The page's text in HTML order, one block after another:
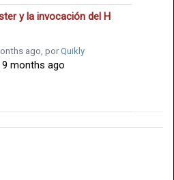
y la invocación del H
ago, porQuikly
9 months ago